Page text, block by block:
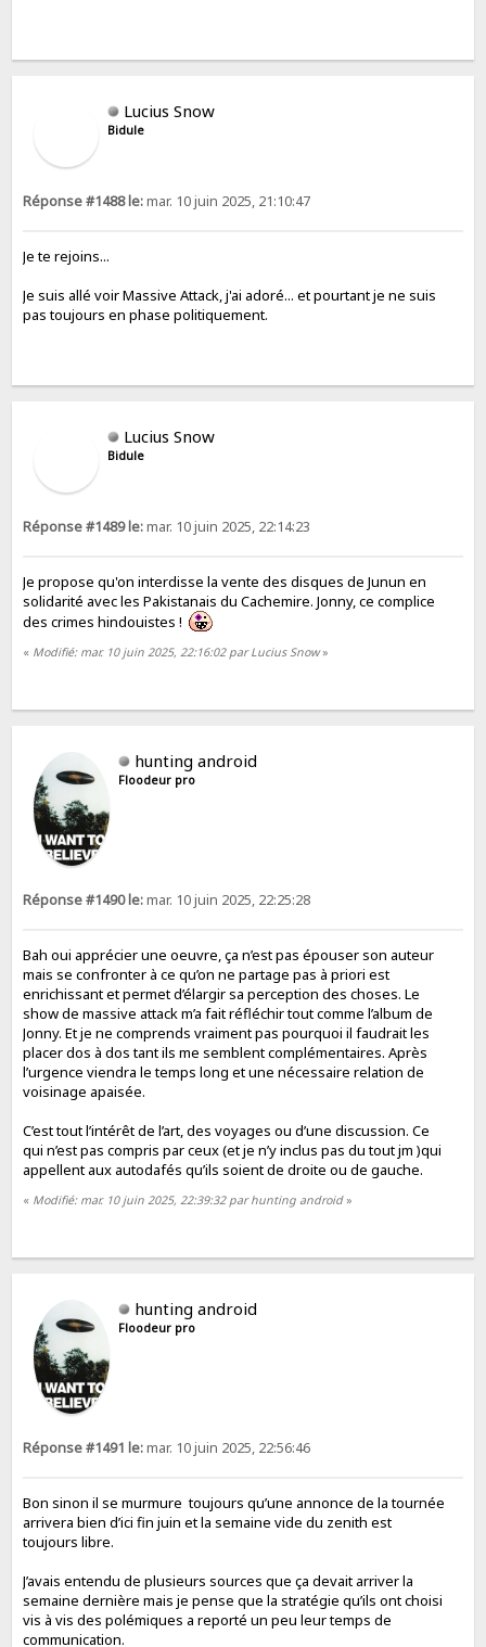
Lucius Snow
Bidule
Réponse #1488 le:mar. 10 juin 2025, 21:10:47
Je te rejoins...
Je suis allé voir Massive Attack, j'ai adoré... et pourtant je ne suis
pas toujours en phase politiquement.
Lucius Snow
Bidule
Réponse #1489 le:mar. 10 juin 2025, 22:14:23
Je propose qu'on interdisse la vente des disques de Junun en
solidarité avec les Pakistanais du Cachemire. Jonny, ce complice
des crimes hindouistes !
« Modifié: mar. 10 juin 2025, 22:16:02 par Lucius Snow»
hunting android
Floodeur pro
Réponse #1490 le:mar. 10 juin 2025, 22:25:28
Bah oui apprécier une oeuvre, ça n’est pas épouser son auteur
mais se confronter à ce qu’on ne partage pas à priori est
enrichissant et permet d’élargir sa perception des choses. Le
show de massive attack m’a fait réfléchir tout comme l’album de
Jonny. Et je ne comprends vraiment pas pourquoi il faudrait les
placer dos à dos tant ils me semblent complémentaires. Après
l’urgence viendra le temps long et une nécessaire relation de
voisinage apaisée.
C’est tout l’intérêt de l’art, des voyages ou d’une discussion. Ce
qui n’est pas compris par ceux (et je n’y inclus pas du tout jm )qui
appellent aux autodafés qu’ils soient de droite ou de gauche.
« Modifié: mar. 10 juin 2025, 22:39:32 par hunting android»
hunting android
Floodeur pro
Réponse #1491 le:mar. 10 juin 2025, 22:56:46
Bon sinon il se murmure toujours qu’une annonce de la tournée
arrivera bien d’ici fin juin et la semaine vide du zenith est
toujours libre.
J’avais entendu de plusieurs sources que ça devait arriver la
semaine dernière mais je pense que la stratégie qu’ils ont choisi
vis à vis des polémiques a reporté un peu leur temps de
communication.